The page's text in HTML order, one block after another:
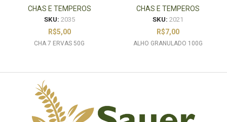
CHAS E TEMPEROS
SKU: 2035
R$5,00
CHA 7 ERVAS 50G
CHAS E TEMPEROS
SKU: 2021
R$7,00
ALHO GRANULADO 100G